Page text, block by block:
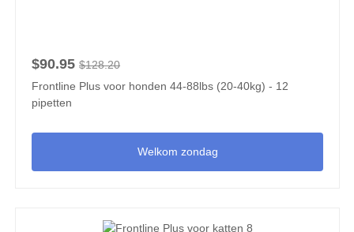
$90.95 $128.20
Frontline Plus voor honden 44-88lbs (20-40kg) - 12
pipetten
Welkom zondag